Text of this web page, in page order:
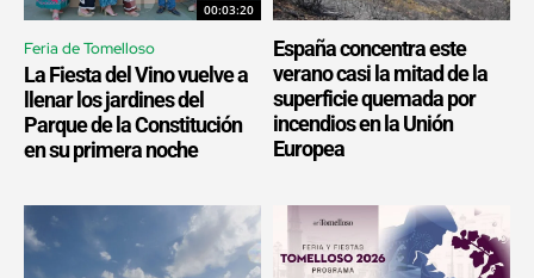
00:03:20
Feria de Tomelloso
La Fiesta del Vino vuelve a
llenar los jardines del
Parque de la Constitución
en su primera noche
España concentra este
verano casi la mitad de la
superficie quemada por
incendios en la Unión
Europea